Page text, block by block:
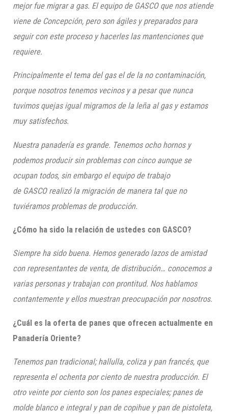
mejor fue migrar a gas. El equipo de GASCOque nos atiende
viene de Concepción, pero son ágiles y preparados para
seguir con este proceso y hacerles las mantenciones que
requiere.
Principalmente el tema del gas el de la no contaminación,
porque nosotros tenemos vecinos y a pesar que nunca
tuvimos quejas igual migramos de la leña al gas y estamos
muy satisfechos.
Nuestra panadería es grande. Tenemos ocho hornos y
podemos producir sin problemas con cinco aunque se
ocupan todos, sin embargo el equipo de trabajo
de GASCOrealizó la migración de manera tal que no
tuviéramos problemas de producción.
¿Cómo ha sido la relación de ustedes con GASCO?
Siempre ha sido buena. Hemos generado lazos de amistad
con representantes de venta, de distribución… conocemos a
varias personas y trabajan con prontitud. Nos hablamos
contantemente y ellos muestran preocupación por nosotros.
¿Cuál es la oferta de panes que ofrecen actualmente en
Panadería Oriente?
Tenemos pan tradicional; hallulla, colizay pan francés, que
representa el ochenta por ciento de nuestra producción. El
otro veinte por ciento son los panes especiales; panes de
molde blanco e integral y pan de copihue y pan de pistoleta,